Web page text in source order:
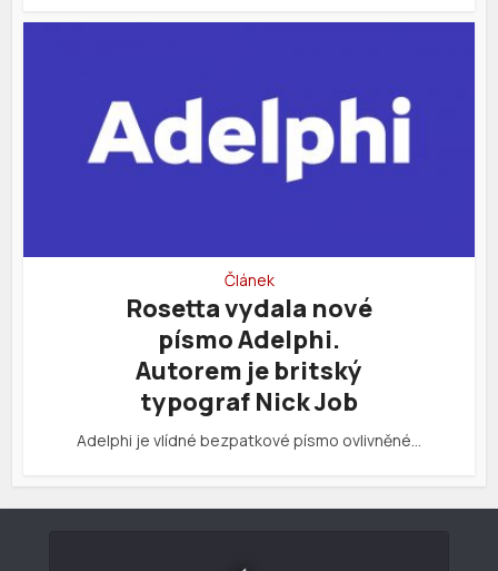
Článek
Rosetta vydala nové
písmo Adelphi.
Autorem je britský
typograf Nick Job
Adelphi je vlídné bezpatkové písmo ovlivněné…